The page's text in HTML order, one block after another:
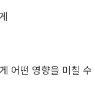
어떤 영향을 미칠